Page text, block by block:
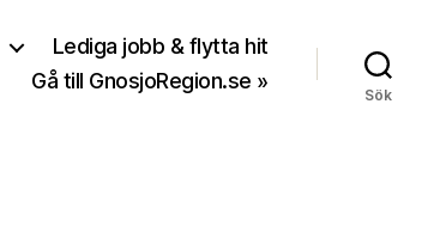
Lediga jobb & flytta hit
Gå till GnosjoRegion.se »
Sök